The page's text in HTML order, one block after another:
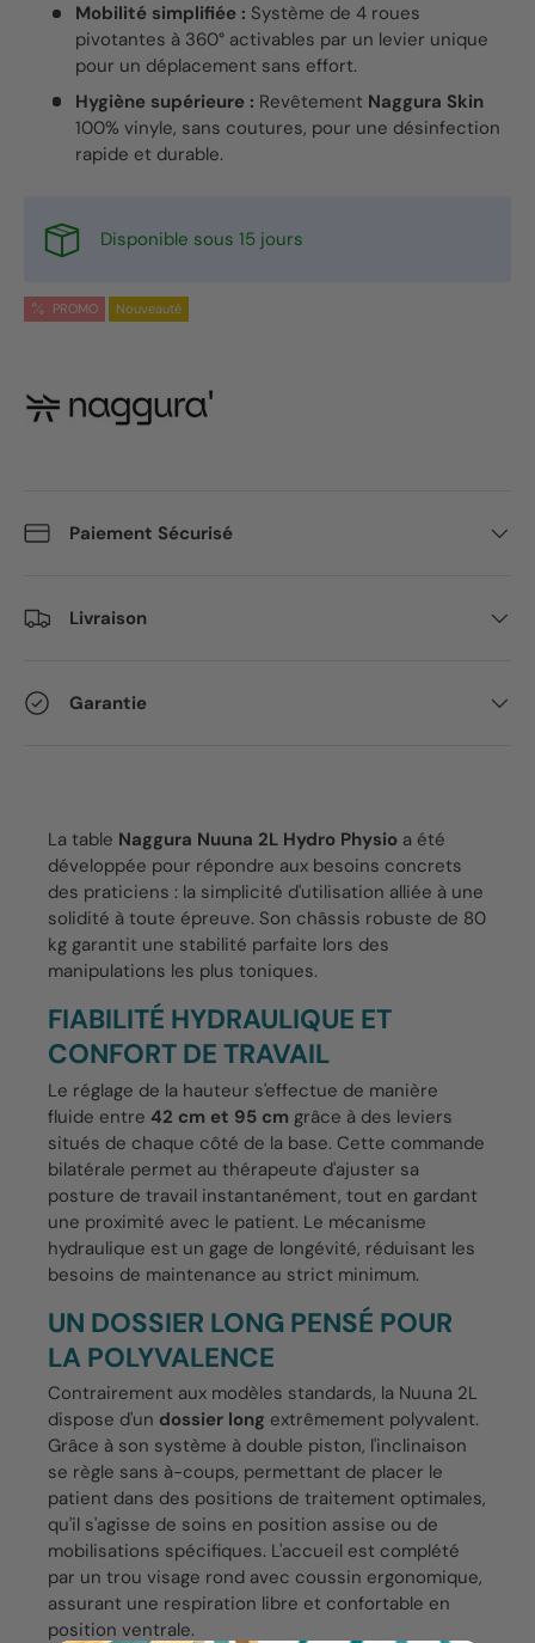
Mobilité simplifiée : Système de 4 roues
pivotantes à 360° activables par un levier unique
pour un déplacement sans effort.
Hygiène supérieure : Revêtement Naggura Skin
100% vinyle, sans coutures, pour une désinfection
rapide et durable.
Disponible sous 15 jours
PROMO Nouveauté
Paiement Sécurisé
Livraison
Garantie
La table Naggura Nuuna 2L Hydro Physio a été
développée pour répondre aux besoins concrets
des praticiens : la simplicité d'utilisation alliée à une
solidité à toute épreuve. Son châssis robuste de 80
kg garantit une stabilité parfaite lors des
manipulations les plus toniques.
FIABILITÉ HYDRAULIQUE ET
CONFORT DE TRAVAIL
Le réglage de la hauteur s'effectue de manière
fluide entre 42 cm et 95 cm grâce à des leviers
situés de chaque côté de la base. Cette commande
bilatérale permet au thérapeute d'ajuster sa
posture de travail instantanément, tout en gardant
une proximité avec le patient. Le mécanisme
hydraulique est un gage de longévité, réduisant les
besoins de maintenance au strict minimum.
UN DOSSIER LONG PENSÉ POUR
LA POLYVALENCE
Contrairement aux modèles standards, la Nuuna 2L
dispose d'un dossier long extrêmement polyvalent.
Grâce à son système à double piston, l'inclinaison
se règle sans à-coups, permettant de placer le
patient dans des positions de traitement optimales,
qu'il s'agisse de soins en position assise ou de
mobilisations spécifiques. L'accueil est complété
par un trou visage rond avec coussin ergonomique,
assurant une respiration libre et confortable en
position ventrale.